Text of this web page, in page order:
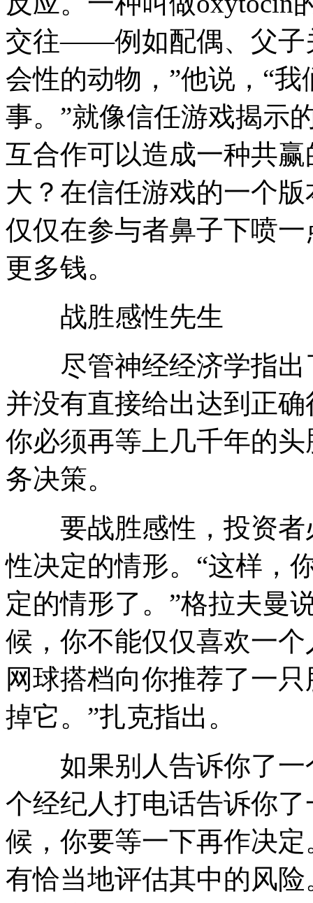
交往——例如配偶、父
会性的动物，”他说，“
事。”就像信任游戏揭示
互合作可以造成一种共
大？在信任游戏的一个
仅仅在参与者鼻子下喷
更多钱。
战胜感性先生
尽管神经经济学指出
并没有直接给出达到正
你必须再等上几千年的
务决策。
要战胜感性，投资者
性决定的情形。“这样，
定的情形了。”格拉夫曼
候，你不能仅仅喜欢一
网球搭档向你推荐了一
掉它。”扎克指出。
如果别人告诉你了一
个经纪人打电话告诉你
候，你要等一下再作决
有恰当地评估其中的风